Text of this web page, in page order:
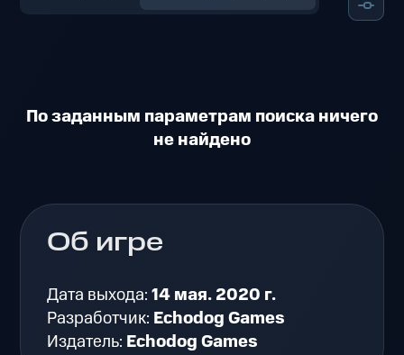
По заданным параметрам поиска ничего
не найдено
Об игре
Дата выхода:14 мая. 2020 г.
Разработчик: Echodog Games
Издатель: Echodog Games